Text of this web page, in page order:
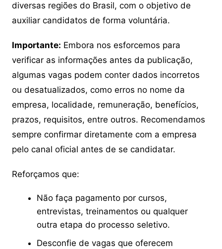
diversas regiões do Brasil, com o objetivo de
auxiliar candidatos de forma voluntária.
Importante: Embora nos esforcemos para
verificar as informações antes da publicação,
algumas vagas podem conter dados incorretos
ou desatualizados, como erros no nome da
empresa, localidade, remuneração, benefícios,
prazos, requisitos, entre outros. Recomendamos
sempre confirmar diretamente com a empresa
pelo canal oficial antes de se candidatar.
Reforçamos que:
Não faça pagamento por cursos,
entrevistas, treinamentos ou qualquer
outra etapa do processo seletivo.
Desconfie de vagas que oferecem